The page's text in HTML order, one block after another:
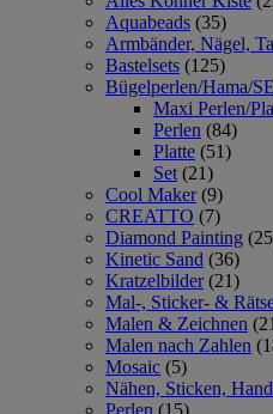
Aquabeads (35)
Armbänder, Nägel,
Bastelsets (125)
Bügelperlen/Hama/
Maxi Perlen/
Perlen (84)
Platte (51)
Set (21)
Cool Maker (9)
CREATTO (7)
Diamond Painting
Kinetic Sand (36)
Kratzelbilder (21)
Mal-, Sticker- &
Malen & Zeichnen
Malen nach Zahlen
Mosaic (5)
Nähen, Sticken,
Perlen (15)